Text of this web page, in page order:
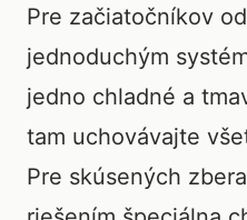
Pre začiatočníkov
jednoduchým
jedno chladné a
tam uchovávajte
Pre skúsených